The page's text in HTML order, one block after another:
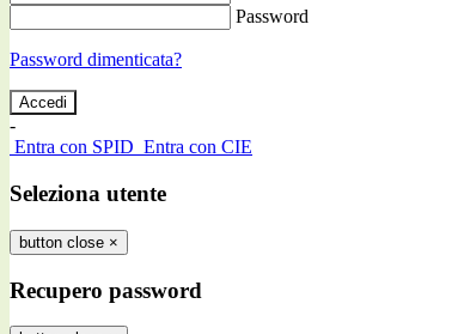
Password
Password dimenticata?
-
Entra con SPID Entra con CIE
Seleziona utente
button close ×
Recupero password